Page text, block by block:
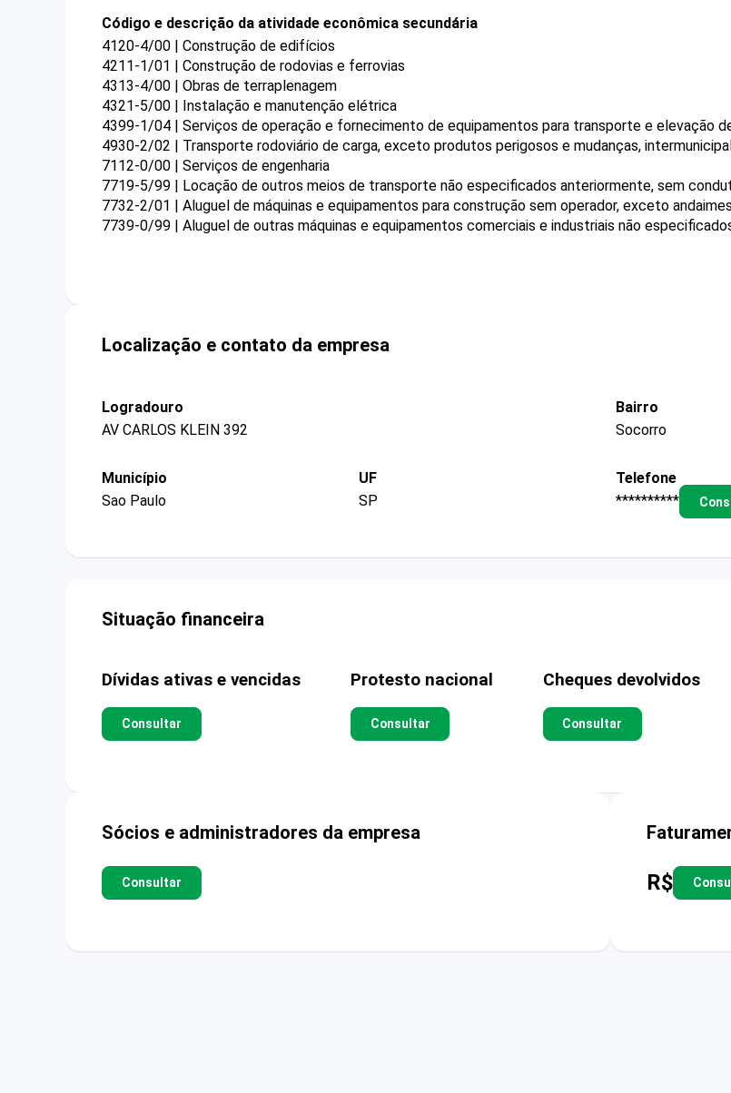
Código e descrição da atividade econômica secundária
4120-4/00 | Construção de edifícios
4211-1/01 | Construção de rodovias e ferrovias
4313-4/00 | Obras de terraplenagem
4321-5/00 | Instalação e manutenção elétrica
4399-1/04 | Serviços de operação e fornecimento de equipamentos para transporte e elevação
4930-2/02 | Transporte rodoviário de carga, exceto produtos perigosos e mudanças,
7112-0/00 | Serviços de engenharia
7719-5/99 | Locação de outros meios de transporte não especificados anteriormente, sem
7732-2/01 | Aluguel de máquinas e equipamentos para construção sem operador, exceto andaimes
7739-0/99 | Aluguel de outras máquinas e equipamentos comerciais e industriais não
Localização e contato da empresa
Logradouro
AV CARLOS KLEIN 392
Bairro
Socorro
Município
Sao Paulo
UF
SP
Telefone
**********
Situação financeira
Dívidas ativas e vencidas
Consultar
Protesto nacional
Consultar
Cheques devolvidos
Consultar
Sócios e administradores da empresa
Consultar R$